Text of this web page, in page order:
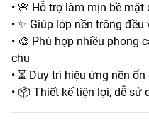
• 🌸 Hỗ trợ làm mịn bề
• ✨ Giúp lớp nền trông
• 🎨 Phù hợp nhiều phong
chu
• ⏳ Duy trì hiệu ứng nền
• 📦 Thiết kế tiện lợi, dễ sử